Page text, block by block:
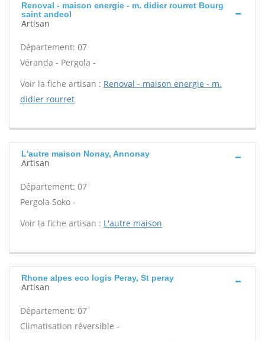
Renoval - maison energie - m. didier rourret Bourg
saint andeol
Artisan
Département: 07
Véranda - Pergola -
Voir la fiche artisan : Renoval - maison energie - m.
didier rourret
L'autre maison Nonay, Annonay
Artisan
Département: 07
Pergola Soko -
Voir la fiche artisan : L'autre maison
Rhone alpes eco logis Peray, St peray
Artisan
Département: 07
Climatisation réversible -